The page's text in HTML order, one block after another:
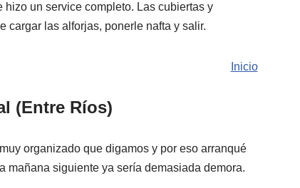
un service completo. Las cubiertas y
cargar las alforjas, ponerle nafta y salir.
Inicio
(Entre Ríos)
organizado que digamos y por eso arranqué
mañana siguiente ya sería demasiada demora.